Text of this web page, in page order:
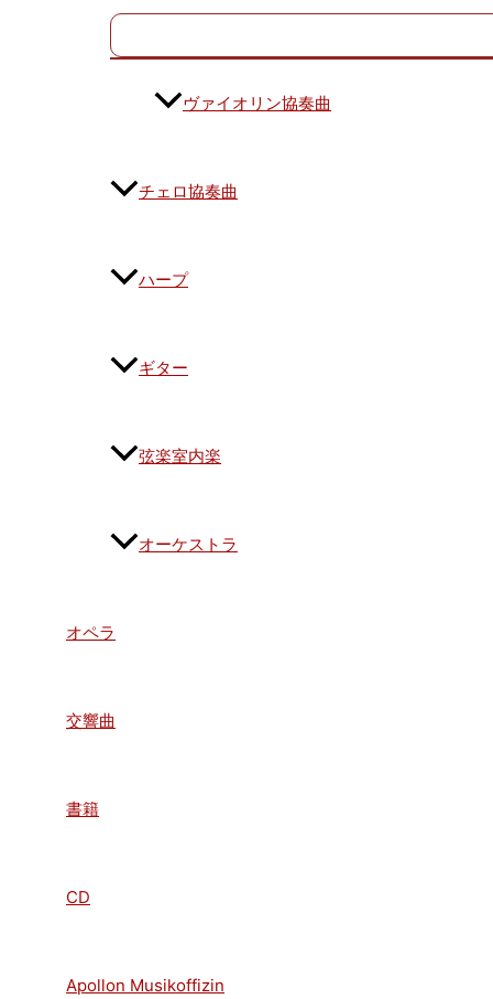
ヴァイオリン協奏曲
チェロ協奏曲
ハープ
ギター
弦楽室内楽
オーケストラ
オペラ
交響曲
書籍
CD
Apollon Musikoffizin